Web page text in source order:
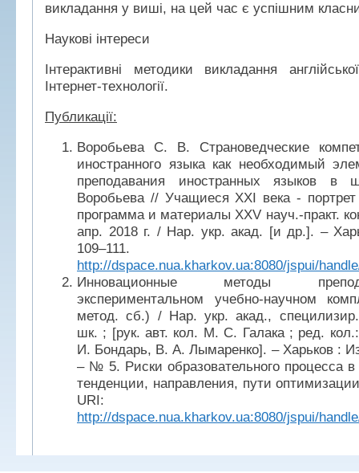
викладання у виші, на цей час є успішним
Наукові інтереси
Інтерактивні методики викладання
Інтернет-технології.
Публикації:
Воробьева С. В. Страноведческие
иностранного языка как необходимый
преподавания иностранных языков
Воробьева // Учащиеся ХХI века - портрет
программа и материалы XXV науч.-практ.
апр. 2018 г. / Нар. укр. акад. [и др.]. –
http://dspace.nua.kharkov.ua:8080/jspui/
Инновационные методы
экспериментальном учебно-научном
метод. сб.) / Нар. укр. акад., специлизир.
шк. ; [рук. авт. кол. М. С. Галака ; ред.
И. Бондарь, В. А. Лымаренко]. – Харьков :
– № 5. Риски образовательного процесса
тенденции, направления, пути
URI:
http://dspace.nua.kharkov.ua:8080/jspui/